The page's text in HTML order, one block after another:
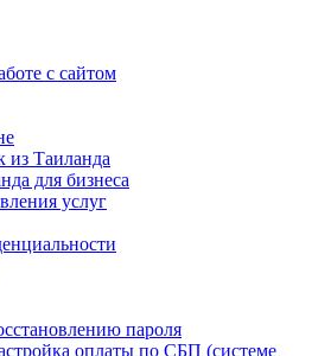
с сайтом
из Таиланда
для бизнеса
услуг
пароля
оплаты по СБП (системе